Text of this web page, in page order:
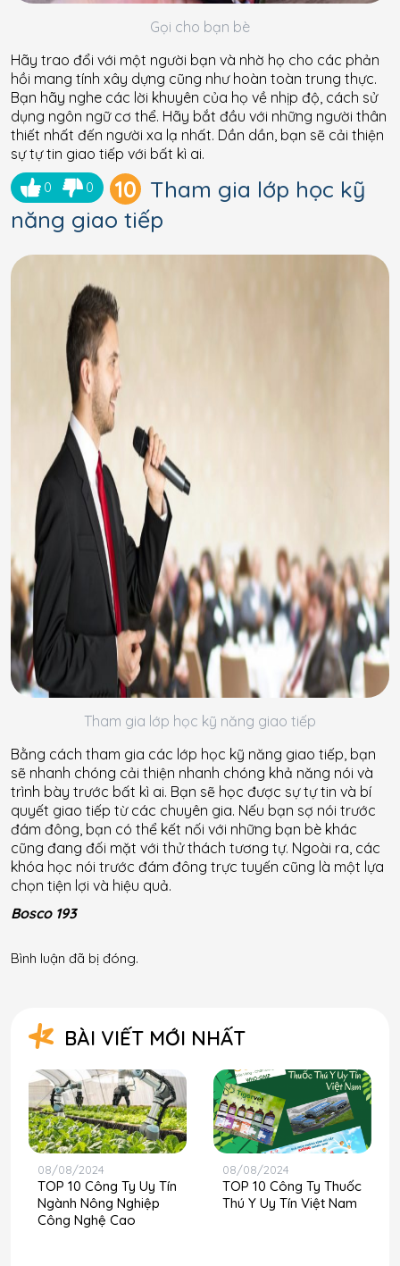
Gọi cho bạn bè
Hãy trao đổi với một người bạn và nhờ họ cho các phản
hồi mang tính xây dựng cũng như hoàn toàn trung thực.
Bạn hãy nghe các lời khuyên của họ về nhịp độ, cách sử
dụng ngôn ngữ cơ thể. Hãy bắt đầu với những người thân
thiết nhất đến người xa lạ nhất. Dần dần, bạn sẽ cải thiện
sự tự tin giao tiếp với bất kì ai.
0 0 10 Tham gia lớp học kỹ
năng giao tiếp
Tham gia lớp học kỹ năng giao tiếp
Bằng cách tham gia các lớp học kỹ năng giao tiếp, bạn
sẽ nhanh chóng cải thiện nhanh chóng khả năng nói và
trình bày trước bất kì ai. Bạn sẽ học được sự tự tin và bí
quyết giao tiếp từ các chuyên gia. Nếu bạn sợ nói trước
đám đông, bạn có thể kết nối với những bạn bè khác
cũng đang đối mặt với thử thách tương tự. Ngoài ra, các
khóa học nói trước đám đông trực tuyến cũng là một lựa
chọn tiện lợi và hiệu quả.
Bosco 193
Bình luận đã bị đóng.
BÀI VIẾT MỚI NHẤT
08/08/2024
TOP 10 Công Ty Uy Tín
Ngành Nông Nghiệp
Công Nghệ Cao
08/08/2024
TOP 10 Công Ty Thuốc
Thú Y Uy Tín Việt Nam